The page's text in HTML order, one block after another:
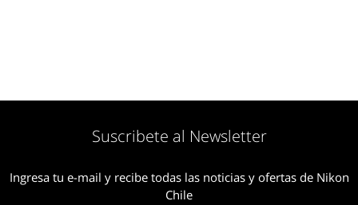
Suscribete al Newsletter
Ingresa tu e-mail y recibe todas las noticias y ofertas de Nikon
Chile